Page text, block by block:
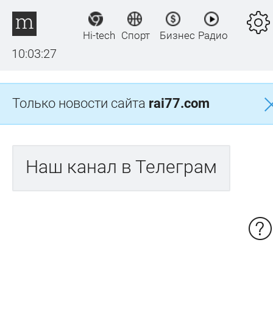
10:03:27
Hi-tech Спорт Бизнес Радио
Только новости сайта rai77.com
Наш канал в Телеграм